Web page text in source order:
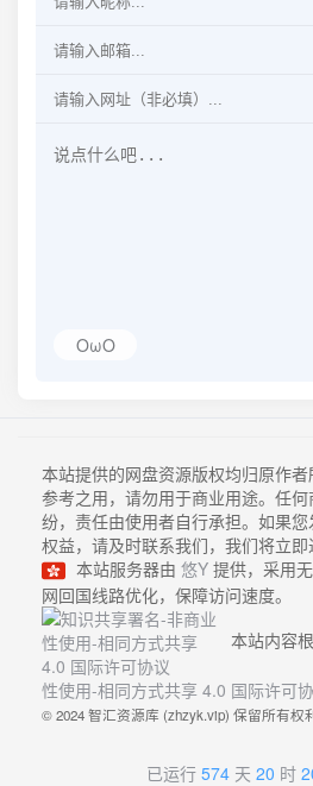
OωO
本站提供的网盘资源版权均归原作
参考之用，请勿用于商业用途。任
纷，责任由使用者自行承担。如果
权益，请及时联系我们，我们将立即
本站服务器由 悠Y 提供，采用
网回国线路优化，保障访问速度。
本站内容
性使用-相同方式共享 4.0 国际许可
© 2024 智汇资源库 (zhzyk.vip) 保留所有权
已运行 574 天 20 时